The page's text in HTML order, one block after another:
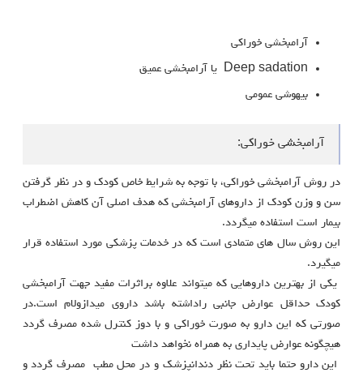
آرامبخشی خوراکی
Deep sadation یا آرامبخشی عمیق
بیهوشی عمومی
آرامبخشی خوراکی:
در روش آرامبخشی خوراکی، با توجه به شرایط خاص کودک و در نظر گرفتن
سن و وزن کودک از داروهای آرامبخشی که هدف اصلی آن کاهش اضطراب
بیمار است استفاده میگردد.
این روش سال های متمادی است که در خدمات پزشکی مورد استفاده قرار
میگیرد.
یکی از بهترین داروهایی که میتواند علاوه براثرات مفید جهت آرامبخشی
کودک حداقل عوارض جانبی راداشته باشد داروی میدازولام است.در
صورتی که این دارو به صورت خوراکی و با دوز کنترل شده مصرف گردد
هیچگونه عوارض پایداری به همراه نخواهد داشت
این دارو حتما باید تحت نظر دندانپزشک و در محل مطب مصرف گردد و